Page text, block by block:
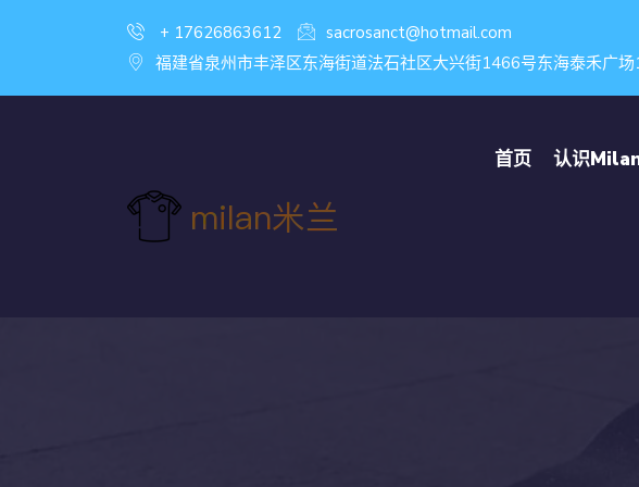
+ 17626863612
sacrosanct@hotmail.com
福建省泉州市丰泽区东海街道法石社区大兴街1466号东海泰禾广
首页 认识